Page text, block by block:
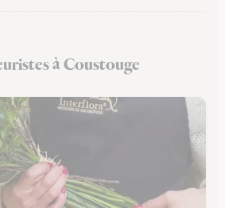
Minervoisà Coustouge